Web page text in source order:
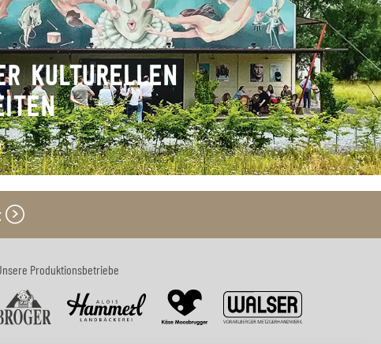
KULTURELLEN
Produktionsbetriebe